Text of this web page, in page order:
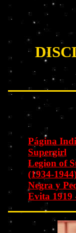
Página
Supergirl
Legion of
(1934-
Negra y
Evita 1919